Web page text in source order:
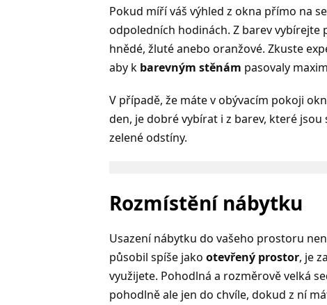
Pokud míří váš výhled z okna přímo na
odpoledních hodinách. Z barev
hnědé, žluté anebo oranžové. Zkuste
aby k barevným stěnám pasovaly
V případě, že máte v obývacím pokoji
den, je dobré vybírat i z barev, které
zelené odstíny.
Rozmístění nábytku
Usazení nábytku do vašeho prostoru
působil spíše jako otevřený prostor, je
využijete. Pohodlná a rozměrově velká
pohodlně ale jen do chvíle, dokud z ní